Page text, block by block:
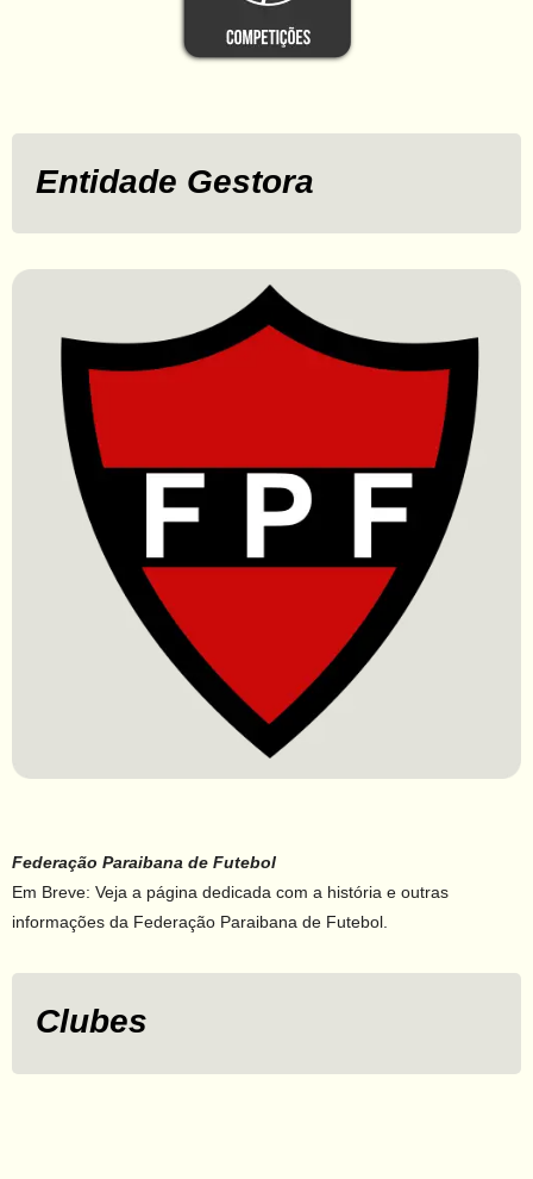
Entidade Gestora
Federação Paraibana de Futebol
Em Breve: Veja a página dedicada com a história e outras
informações da Federação Paraibana de Futebol.
Clubes